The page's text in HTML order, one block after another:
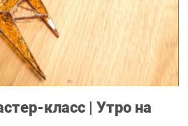
класс | Утро на